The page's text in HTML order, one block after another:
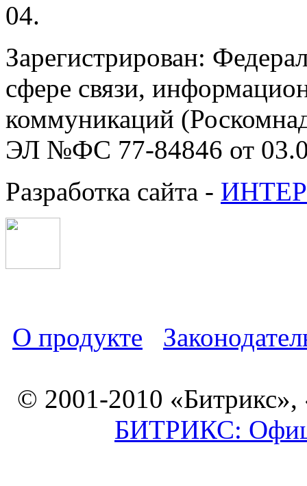
04.
Зарегистрирован:
сфере связи,
коммуникаций
ЭЛ №ФС 77-84846 от
Разработка сайта -
О продукте
© 2001-2010 «Битрикс»,
БИТРИКС: